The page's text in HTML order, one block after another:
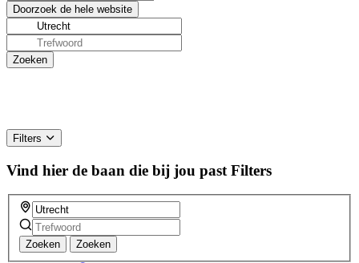
Filters
Vind hier de baan die bij jou past Filters
Zoeken Zoeken